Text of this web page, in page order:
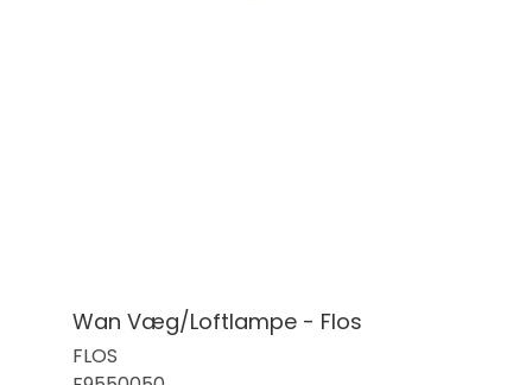
Wan Væg/Loftlampe - Flos
FLOS